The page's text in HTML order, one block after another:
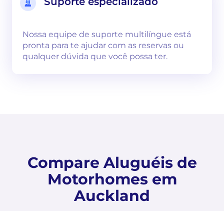
Nossa equipe de suporte multilíngue está
pronta para te ajudar com as reservas ou
qualquer dúvida que você possa ter.
Compare Aluguéis de
Motorhomes em
Auckland